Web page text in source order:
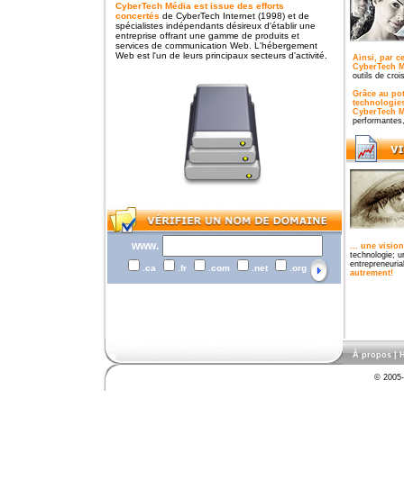
CyberTech Média est issue des efforts
concertés de CyberTech Internet (1998) et de
spécialistes indépendants désireux d'établir une
entreprise offrant une gamme de produits et
services de communication Web. L'hébergement
Web est l'un de leurs principaux secteurs d'activité.
www.
.ca .fr .com .net .org
Ainsi, par
CyberTech
outils de
Grâce au
CyberTech
... une
technologie;
autrement!
À propos|
©